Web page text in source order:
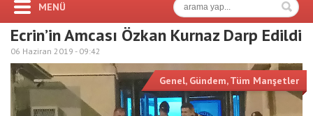
MENÜ
Ecrin’in Amcası Özkan Kurnaz Darp Edildi
06 Haziran 2019 - 09:42
Genel, Gündem,Tüm Manşetler